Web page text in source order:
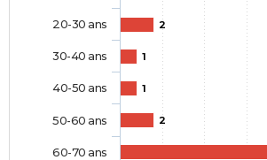
2
1
1
2
20-30 ans
30-40 ans
40-50 ans
50-60 ans
60-70 ans